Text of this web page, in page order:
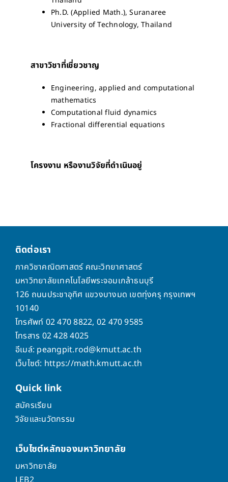
Ph.D. (Applied Math.), Suranaree
University of Technology, Thailand
สาขาวิชาที่เชี่ยวชาญ
Engineering, applied and computational
mathematics
Computational fluid dynamics
Fractional differential equations
โครงงาน หรืองานวิจัยที่ดำเนินอยู่
ติดต่อเรา
ภาควิชาคณิตศาสตร์ คณะวิทยาศาสตร์
มหาวิทยาลัยเทคโนโลยีพระจอมเกล้าธนบุรี
126 ถนนประชาอุทิศ แขวงบางมด เขตทุ่งครุ กรุงเทพฯ
10140
โทรศัพท์ 02 470 8822, 02 470 9585
โทรสาร 02 428 4025
อีเมล์: peangpit.rod@kmutt.ac.th
เว็บไซต์: https://math.kmutt.ac.th
Quick link
สมัครเรียน
วิจัยและนวัตกรรม
เว็บไซต์หลักของมหาวิทยาลัย
มหาวิทยาลัย